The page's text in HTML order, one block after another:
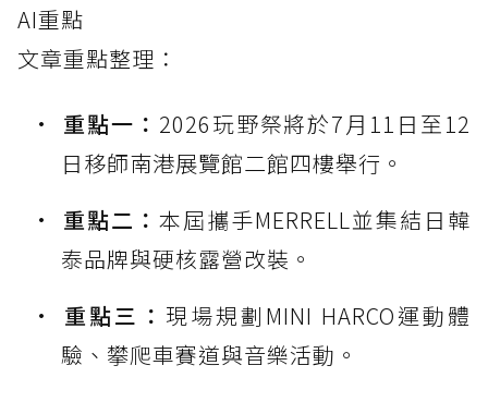
AI重點
文章重點整理：
重點一： 2026玩野祭將於7月11日至12
日移師南港展覽館二館四樓舉行。
重點二： 本屆攜手MERRELL並集結日韓
泰品牌與硬核露營改裝。
重點三： 現場規劃MINI HARCO運動體
驗、攀爬車賽道與音樂活動。